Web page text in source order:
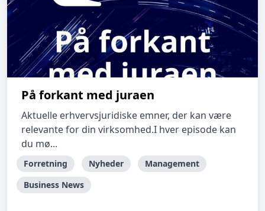
På forkant med juraen
Aktuelle erhvervsjuridiske emner, der kan være
relevante for din virksomhed.I hver episode kan
du mø...
Forretning Nyheder
Management
Business News